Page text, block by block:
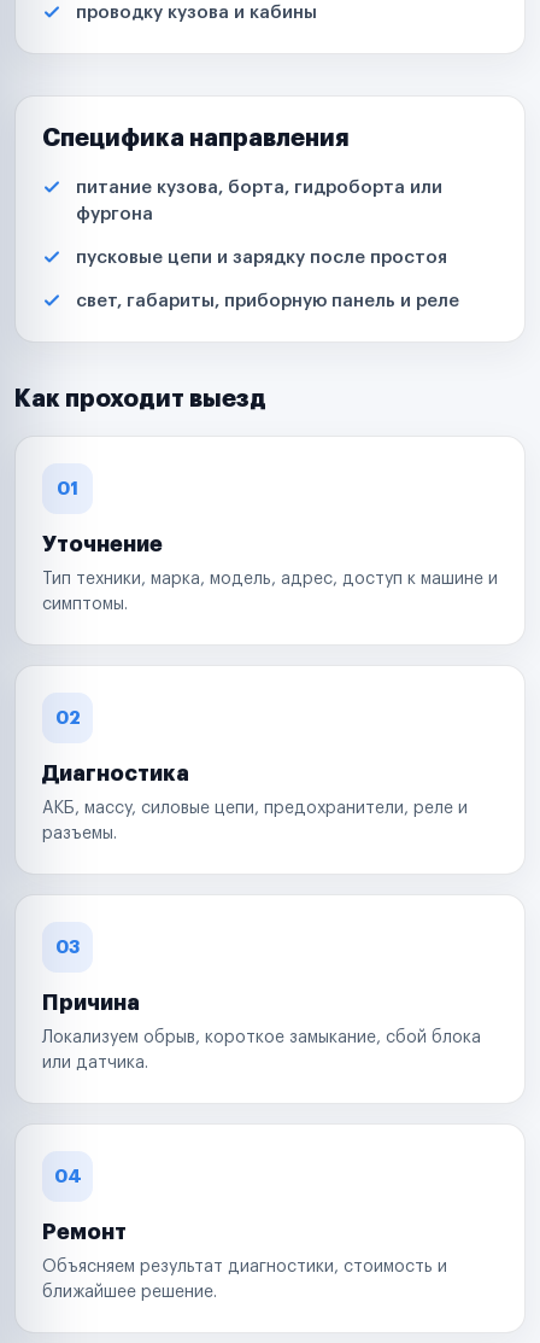
проводку кузова и кабины
Специфика направления
питание кузова, борта, гидроборта или
фургона
пусковые цепи и зарядку после простоя
свет, габариты, приборную панель и реле
Как проходит выезд
01
Уточнение
Тип техники, марка, модель, адрес, доступ к машине и
симптомы.
02
Диагностика
АКБ, массу, силовые цепи, предохранители, реле и
разъемы.
03
Причина
Локализуем обрыв, короткое замыкание, сбой блока
или датчика.
04
Ремонт
Объясняем результат диагностики, стоимость и
ближайшее решение.